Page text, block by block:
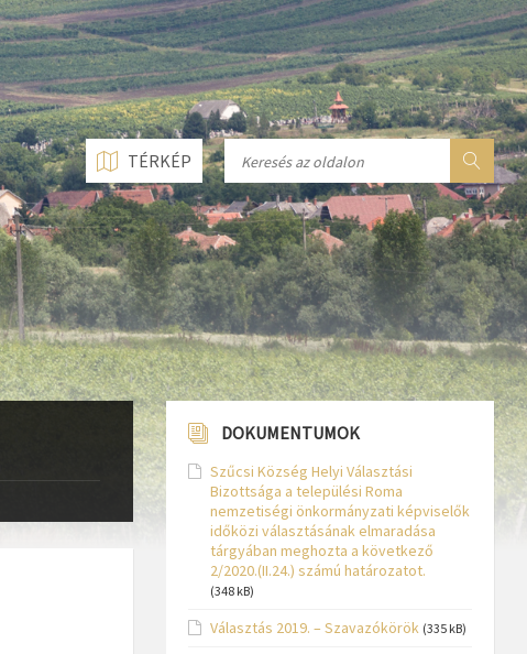
on line237
on line282
on line284
TÉRKÉP
DOKUMENTUMOK
Szűcsi Község Helyi Választási
Bizottsága a települési Roma
nemzetiségi önkormányzati képviselők
időközi választásának elmaradása
tárgyában meghozta a következő
2/2020.(II.24.) számú határozatot.
(348 kB)
Választás 2019. – Szavazókörök (335 kB)